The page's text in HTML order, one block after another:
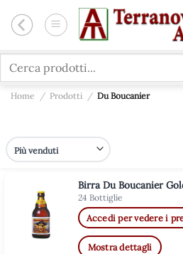
Cerca:
Home / Prodotti / Du Boucanier
Birra Du Boucanier
24 Bottiglie
Accedi per vedere i
Mostra dettagli